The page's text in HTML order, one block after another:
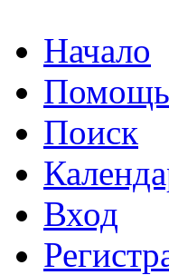
Начало
Помощь
Поиск
Вход